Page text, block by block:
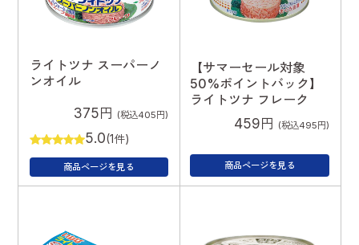
ライトツナ スーパーノ
ンオイル
375円 (税込405円)
5.0(1件)
商品ページを見る
【サマーセール対象
50%ポイントバック】
ライトツナ フレーク
459円 (税込495円)
商品ページを見る